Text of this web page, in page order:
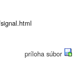
príloha súbor